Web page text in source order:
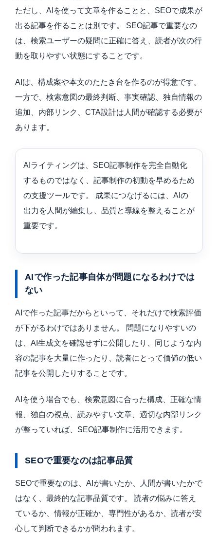
ただし、AIを使って文章を作ることと、SEOで成果が
出る記事を作ることは別です。 SEO記事で重要なの
は、検索ユーザーの疑問に正確に答え、読者が次の行
動を取りやすい状態にすることです。
AIは、構成案や本文のたたき台を作るのが得意です。
一方で、検索意図の最終判断、事実確認、独自情報の
追加、内部リンク、CTA設計は人間が確認する必要が
あります。
AIライティングは、SEO記事制作を完全自動化
するものではなく、記事制作の初動を早めるため
の支援ツールです。 成果につなげるには、AIの
出力を人間が編集し、品質と導線を整えることが
重要です。
AIで作った記事自体が問題になるわけでは
ない
AIで作った記事だからといって、それだけで検索評価
が下がるわけではありません。 問題になりやすいの
は、AI生成文を確認せずに公開したり、同じような内
容の記事を大量に作ったり、読者にとって価値の低い
記事を公開したりすることです。
AIを使う場合でも、検索意図に合った構成、正確な情
報、独自の視点、読みやすい文章、適切な内部リンク
が整っていれば、SEO記事制作に活用できます。
SEOで重要なのは記事品質
SEOで重要なのは、AIが書いたか、人間が書いたかで
はなく、最終的な記事品質です。 読者の悩みに答え
ているか、情報が正確か、専門性があるか、読者が安
心して判断できるかが問われます。